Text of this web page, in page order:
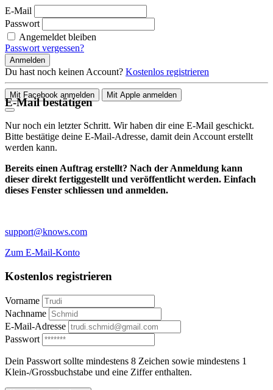
E-Mail
Passwort
Angemeldet bleiben
Passwort vergessen?
Anmelden
Du hast noch keinen Account? Kostenlos registrieren
Mit Facebook anmelden Mit Apple anmelden
E-Mail bestätigen
Nur noch ein letzter Schritt. Wir haben dir eine E-Mail geschickt.
Bitte bestätige deine E-Mail-Adresse, damit dein Account erstellt
werden kann.
Bereits einen Auftrag erstellt? Nach der Anmeldung kann
dieser direkt fertiggestellt und veröffentlicht werden. Einfach
dieses Fenster schliessen und anmelden.
support@knows.com
Zum E-Mail-Konto
Kostenlos registrieren
Vorname
Nachname
E-Mail-Adresse
Passwort
Dein Passwort sollte mindestens 8 Zeichen sowie mindestens 1
Klein-/Grossbuchstabe und eine Ziffer enthalten.